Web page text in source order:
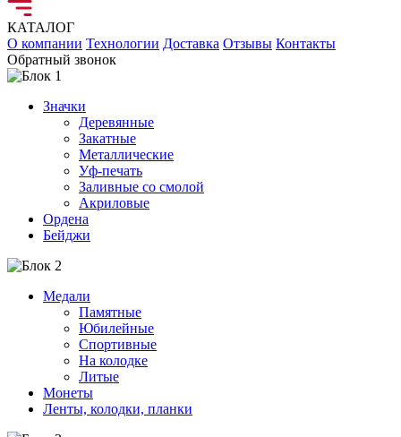
КАТАЛОГ
О компании Технологии Доставка Отзывы Контакты
Обратный звонок
Значки
Деревянные
Закатные
Металлические
Уф-печать
Заливные со смолой
Акриловые
Ордена
Бейджи
Медали
Памятные
Юбилейные
Спортивные
На колодке
Литые
Монеты
Ленты, колодки, планки